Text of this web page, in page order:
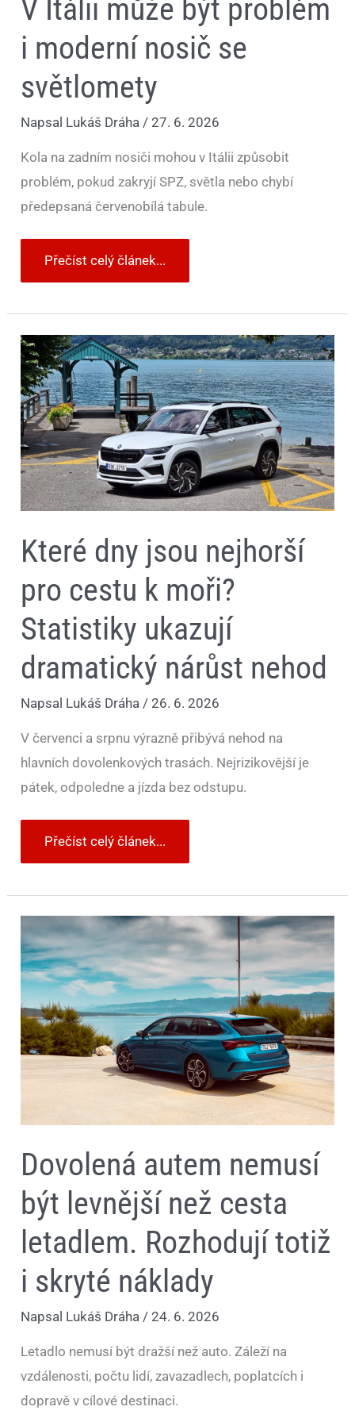
V Itálii může být problém
i moderní nosič se
světlomety
Napsal Lukáš Dráha /27. 6. 2026
Kola na zadním nosiči mohou v Itálii způsobit
problém, pokud zakryjí SPZ, světla nebo chybí
předepsaná červenobílá tabule.
Přečíst celý článek...
Které dny jsou nejhorší
pro cestu k moři?
Statistiky ukazují
dramatický nárůst nehod
Napsal Lukáš Dráha /26. 6. 2026
V červenci a srpnu výrazně přibývá nehod na
hlavních dovolenkových trasách. Nejrizikovější je
pátek, odpoledne a jízda bez odstupu.
Které
dny
jsou
nejhorší
pro
cestu
k
moři?
Statistiky
ukazují
dramatický
nárůst
nehod
Přečíst celý článek...
Dovolená autem nemusí
být levnější než cesta
letadlem. Rozhodují totiž
i skryté náklady
Napsal Lukáš Dráha/24. 6. 2026
Letadlo nemusí být dražší než auto. Záleží na
vzdálenosti, počtu lidí, zavazadlech, poplatcích i
dopravě v cílové destinaci.
Dovolená
autem
nemusí
být
levnější
než
cesta
letadlem.
Rozhodují
totiž
i
skryté